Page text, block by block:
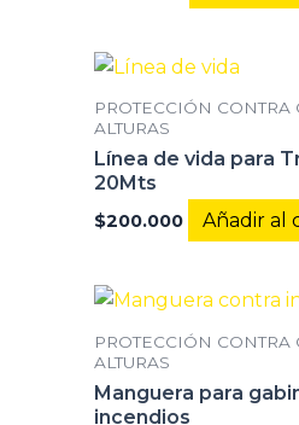
PROTECCIÓN CONTRA
ALTURAS
Línea de vida para
20Mts
$200.000 Añadir al
PROTECCIÓN CONTRA
ALTURAS
Manguera para
incendios